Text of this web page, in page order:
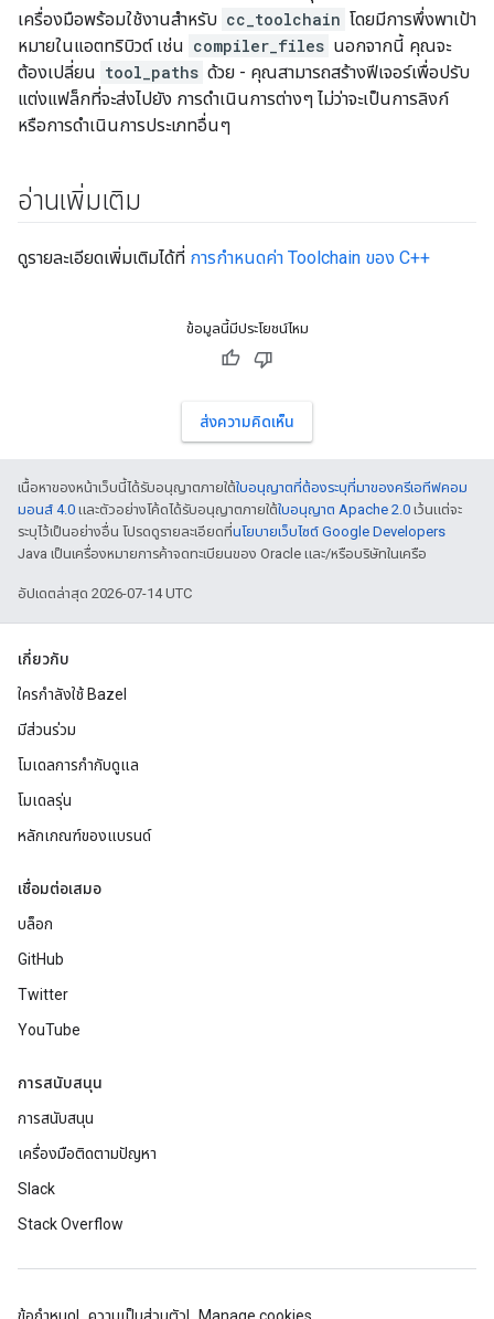
เครื่องมือพร้อมใช้งานสำหรับ cc_toolchain โดยมีการพึ่งพาเป้า
หมายในแอตทริบิวต์ เช่น compiler_files นอกจากนี้ คุณจะ
ต้องเปลี่ยน tool_paths ด้วย - คุณสามารถสร้างฟีเจอร์เพื่อปรับ
แต่งแฟล็กที่จะส่งไปยัง การดำเนินการต่างๆ ไม่ว่าจะเป็นการลิงก์
หรือการดำเนินการประเภทอื่นๆ
อ่านเพิ่มเติม
ดูรายละเอียดเพิ่มเติมได้ที่ การกำหนดค่า Toolchain ของ C++
ข้อมูลนี้มีประโยชน์ไหม
ส่งความคิดเห็น
เนื้อหาของหน้าเว็บนี้ได้รับอนุญาตภายใต้ใบอนุญาตที่ต้องระบุที่มาของครีเอทีฟคอม
มอนส์ 4.0 และตัวอย่างโค้ดได้รับอนุญาตภายใต้ใบอนุญาต Apache 2.0 เว้นแต่จะ
ระบุไว้เป็นอย่างอื่น โปรดดูรายละเอียดที่นโยบายเว็บไซต์ Google Developers
Java เป็นเครื่องหมายการค้าจดทะเบียนของ Oracle และ/หรือบริษัทในเครือ
อัปเดตล่าสุด 2026-07-14 UTC
เกี่ยวกับ
ใครกำลังใช้ Bazel
มีส่วนร่วม
โมเดลการกำกับดูแล
โมเดลรุ่น
หลักเกณฑ์ของแบรนด์
เชื่อมต่อเสมอ
บล็อก
GitHub
Twitter
YouTube
การสนับสนุน
การสนับสนุน
เครื่องมือติดตามปัญหา
Slack
Stack Overflow